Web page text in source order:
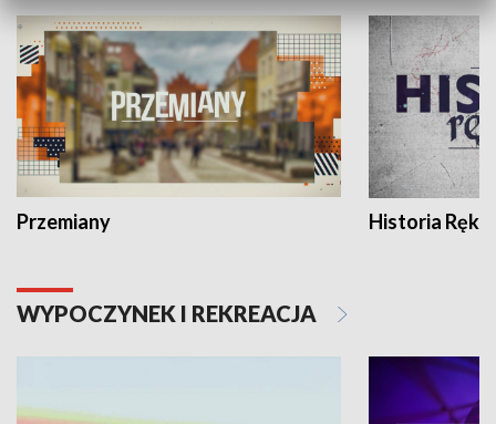
Przemiany Historia Ręką
WYPOCZYNEK I REKREACJA